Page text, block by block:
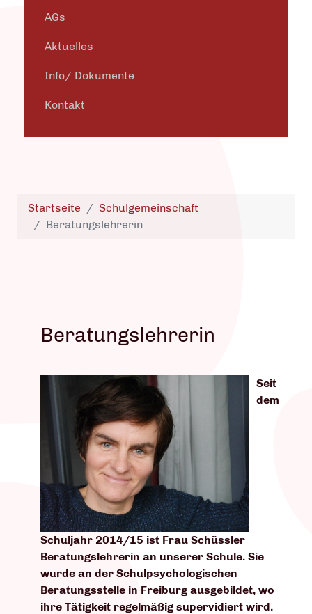
AGs
Aktuelles
Info/ Dokumente
Kontakt
Startseite
Schulgemeinschaft
Beratungslehrerin
Beratungslehrerin
Seit
dem
Schuljahr 2014/15 ist Frau Schüssler
Beratungslehrerin an unserer Schule. Sie
wurde an der Schulpsychologischen
Beratungsstelle in Freiburg ausgebildet, wo
ihre Tätigkeit regelmäßig supervidiert wird.